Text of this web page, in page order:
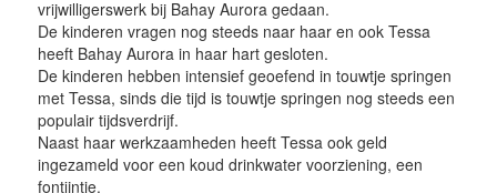
vrijwilligerswerk bij Bahay Aurora gedaan.
De kinderen vragen nog steeds naar haar en ook Tessa
heeft Bahay Aurora in haar hart gesloten.
De kinderen hebben intensief geoefend in touwtje springen
met Tessa, sinds die tijd is touwtje springen nog steeds een
populair tijdsverdrijf.
Naast haar werkzaamheden heeft Tessa ook geld
ingezameld voor een koud drinkwater voorziening, een
fontijntje.